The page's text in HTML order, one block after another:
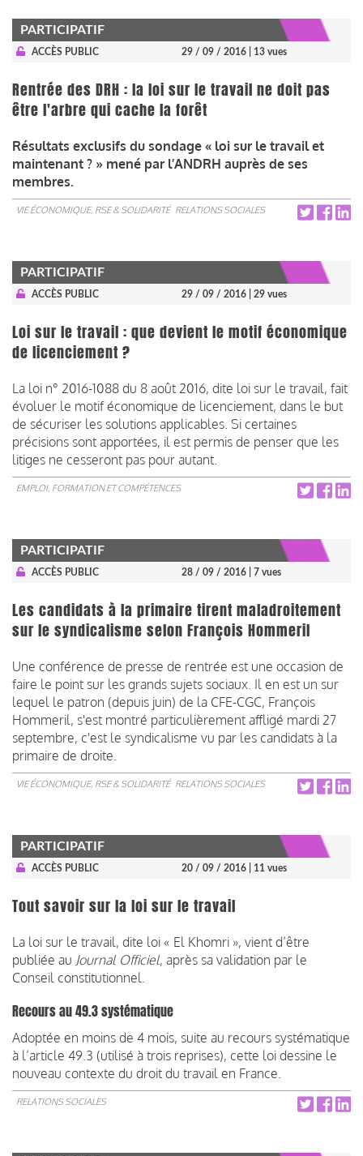
PARTICIPATIF
ACCÈS PUBLIC 29 / 09 / 2016 | 13 vues
Rentrée des DRH : la loi sur le travail ne doit pas
être l'arbre qui cache la forêt
Résultats exclusifs du sondage « loi sur le travail et
maintenant ? » mené par l’ANDRH auprès de ses
membres.
VIE ÉCONOMIQUE, RSE & SOLIDARITÉ RELATIONS SOCIALES
PARTICIPATIF
ACCÈS PUBLIC 29 / 09 / 2016 | 29 vues
Loi sur le travail : que devient le motif économique
de licenciement ?
La loi n° 2016-1088 du 8 août 2016, dite loi sur le travail, fait
évoluer le motif économique de licenciement, dans le but
de sécuriser les solutions applicables. Si certaines
précisions sont apportées, il est permis de penser que les
litiges ne cesseront pas pour autant.
EMPLOI, FORMATION ET COMPÉTENCES
PARTICIPATIF
ACCÈS PUBLIC 28 / 09 / 2016 | 7 vues
Les candidats à la primaire tirent maladroitement
sur le syndicalisme selon François Hommeril
Une conférence de presse de rentrée est une occasion de
faire le point sur les grands sujets sociaux. Il en est un sur
lequel le patron (depuis juin) de la CFE-CGC, François
Hommeril, s'est montré particulièrement affligé mardi 27
septembre, c'est le syndicalisme vu par les candidats à la
primaire de droite.
VIE ÉCONOMIQUE, RSE & SOLIDARITÉ RELATIONS SOCIALES
PARTICIPATIF
ACCÈS PUBLIC 20 / 09 / 2016 | 11 vues
Tout savoir sur la loi sur le travail
La loi sur le travail, dite loi « El Khomri », vient d’être
publiée au Journal Officiel, après sa validation par le
Conseil constitutionnel.
Recours au 49.3 systématique
Adoptée en moins de 4 mois, suite au recours systématique
à l’article 49.3 (utilisé à trois reprises), cette loi dessine le
nouveau contexte du droit du travail en France.
RELATIONS SOCIALES